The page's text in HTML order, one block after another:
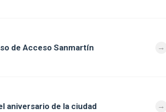
de Acceso Sanmartín
aniversario de la ciudad